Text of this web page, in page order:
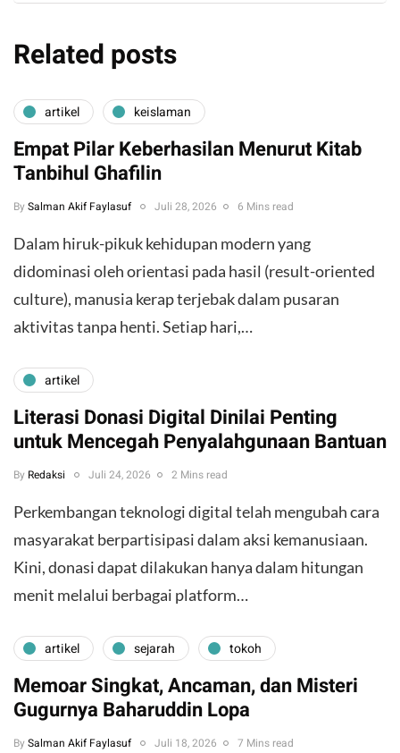
Related posts
artikel keislaman
Empat Pilar Keberhasilan Menurut Kitab
Tanbihul Ghafilin
By Salman Akif Faylasuf Juli 28, 2026 6 Mins read
Dalam hiruk-pikuk kehidupan modern yang
didominasi oleh orientasi pada hasil (result-oriented
culture), manusia kerap terjebak dalam pusaran
aktivitas tanpa henti. Setiap hari,…
artikel
Literasi Donasi Digital Dinilai Penting
untuk Mencegah Penyalahgunaan Bantuan
By Redaksi Juli 24, 2026 2 Mins read
Perkembangan teknologi digital telah mengubah cara
masyarakat berpartisipasi dalam aksi kemanusiaan.
Kini, donasi dapat dilakukan hanya dalam hitungan
menit melalui berbagai platform…
artikel sejarah tokoh
Memoar Singkat, Ancaman, dan Misteri
Gugurnya Baharuddin Lopa
By Salman Akif Faylasuf Juli 18, 2026 7 Mins read